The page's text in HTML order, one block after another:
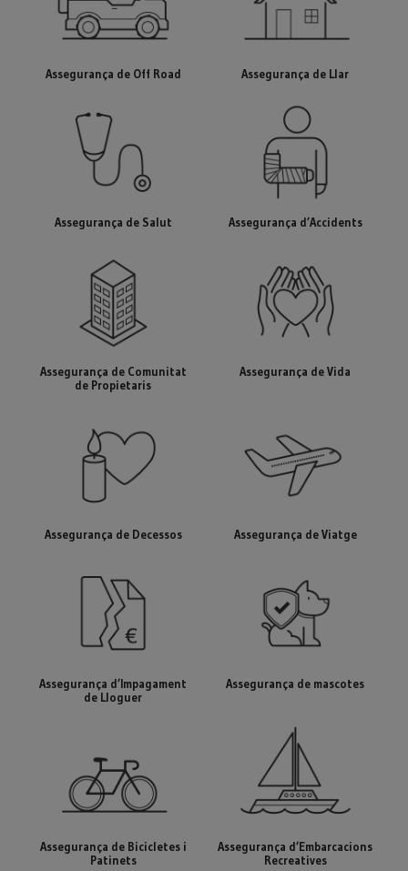
Assegurança de Off Road Assegurança de Llar
Assegurança de Salut Assegurança d’Accidents
Assegurança de Comunitat
de Propietaris
Assegurança de Vida
Assegurança de Decessos Assegurança de Viatge
Assegurança d’Impagament
de Lloguer
Assegurança de mascotes
Assegurança de Bicicletes i
Patinets
Assegurança d’Embarcacions
Recreatives